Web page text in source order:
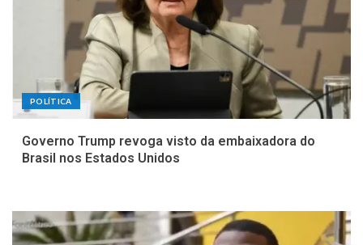
POLÍTICA
Governo Trump revoga visto da embaixadora do
Brasil nos Estados Unidos